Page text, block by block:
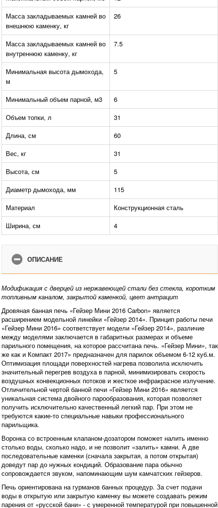
Масса закладываемых камней во
внешнюю каменку, кг
26
Масса закладываемых камней во
внутреннюю каменку, кг
7.5
Минимальная высота дымохода,
м
5
Минимальный объем парной, м3
6
Объем топки, л
31
Длина, см
60
Вес, кг
31
Высота, см
5
Диаметр дымохода, мм
115
Материал
Конструкционная сталь
Ширина, см
4
ОПИСАНИЕ
Модификация с дверцей из нержавеющей стали без стекла, коротким
топливным каналом, закрытой каменкой, цвет антрацит
Дровяная банная печь «Гейзер Мини 2016 Carbon» является
расширением модельной линейки «Гейзер 2014». Принцип работы печи
«Гейзер Мини 2016» соответствует модели «Гейзер 2014», различие
между моделями заключается в габаритных размерах и объеме
парильного помещения, на которое рассчитана печь. «Гейзер Мини», так
же как и Компакт 2017» предназначен для парилок объемом 6-12 куб.м.
Оптимизация площади поверхностей нагрева позволила исключить
значительный перегрев воздуха в парной, минимизировать скорость
воздушных конвекционных потоков и жесткое инфракрасное излучение.
Отличительной чертой банной печи «Гейзер Мини 2016» является
уникальная система двойного парообразования, которая позволяет
получить исключительно качественный легкий пар. При этом не
требуются какие-то специальные навыки профессионального
парильщика.
Воронка со встроенным клапаном-дозатором поможет налить именно
столько воды, сколько надо, и не позволит «залить» камни. А две
последовательные каменки (сначала закрытая, а потом открытая)
доведут пар до нужных кондиций. Образование пара обычно
сопровождается звуком, напоминающим шум камчатских гейзеров.
Печь ориентирована на гурманов банных процедур. За счет подачи
воды в открытую или закрытую каменку вы можете создавать режим
парения от «русской бани» - с умеренной температурой при повышенной